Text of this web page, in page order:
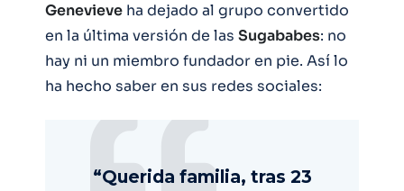
Genevieve ha dejado al grupo convertido
en la última versión de las Sugababes: no
hay ni un miembro fundador en pie. Así lo
ha hecho saber en sus redes sociales:
“Querida familia, tras 23